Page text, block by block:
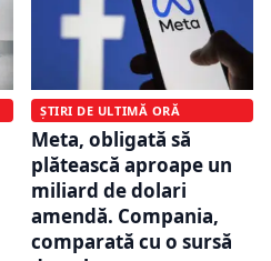
ȘTIRI DE ULTIMĂ ORĂ
Meta, obligată să
plătească aproape un
miliard de dolari
amendă. Compania,
comparată cu o sursă